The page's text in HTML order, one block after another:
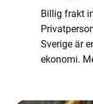
Billig frakt
Sverige är
ekonomi.